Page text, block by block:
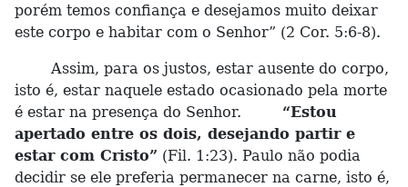
porém temos confiança e desejamos muito deixar
este corpo e habitar com o Senhor” (2 Cor. 5:6-8).
Assim, para os justos, estar ausente do corpo,
isto é, estar naquele estado ocasionado pela morte
é estar na presença do Senhor. “Estou
apertado entre os dois, desejando partir e
estar com Cristo” (Fil. 1:23). Paulo não podia
decidir se ele preferia permanecer na carne, isto é,